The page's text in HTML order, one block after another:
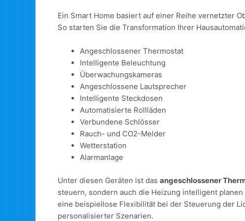
Ein Smart Home basiert auf einer Reihe vernetzter
So starten Sie die Transformation Ihrer
Angeschlossener Thermostat
Intelligente Beleuchtung
Überwachungskameras
Angeschlossene Lautsprecher
Intelligente Steckdosen
Automatisierte Rollläden
Verbundene Schlösser
Rauch- und CO2-Melder
Wetterstation
Alarmanlage
Unter diesen Geräten ist das angeschlossener
steuern, sondern auch die Heizung intelligent
eine beispiellose Flexibilität bei der Steuerung der
personalisierter Szenarien.